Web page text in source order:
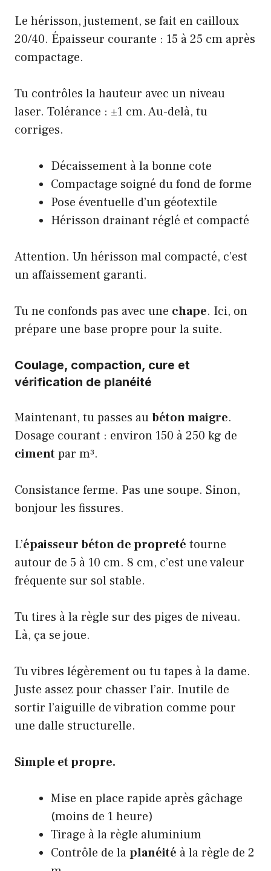
Le hérisson, justement, se fait en cailloux
20/40. Épaisseur courante : 15 à 25 cm après
compactage.
Tu contrôles la hauteur avec un niveau
laser. Tolérance : ±1 cm. Au-delà, tu
corriges.
Décaissement à la bonne cote
Compactage soigné du fond de forme
Pose éventuelle d’un géotextile
Hérisson drainant réglé et compacté
Attention. Un hérisson mal compacté, c’est
un affaissement garanti.
Tu ne confonds pas avec une chape. Ici, on
prépare une base propre pour la suite.
Coulage, compaction, cure et
vérification de planéité
Maintenant, tu passes aubéton maigre.
Dosage courant : environ 150 à 250 kg de
cimentpar m³.
Consistance ferme. Pas une soupe. Sinon,
bonjour les fissures.
L’épaisseur béton de propreté tourne
autour de 5 à 10 cm. 8 cm, c’est une valeur
fréquente sur sol stable.
Tu tires à la règle sur des piges de niveau.
Là, ça se joue.
Tu vibres légèrement ou tu tapes à la dame.
Juste assez pour chasser l’air. Inutile de
sortir l’aiguille de vibration comme pour
une dalle structurelle.
Simple et propre.
Mise en place rapide après gâchage
(moins de 1 heure)
Tirage à la règle aluminium
Contrôle de laplanéité à la règle de 2